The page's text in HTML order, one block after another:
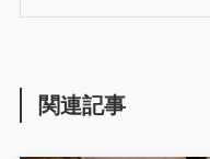
関連記事